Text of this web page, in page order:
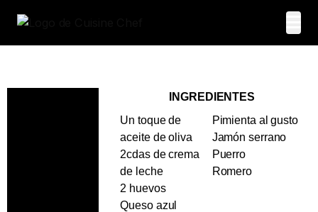
INGREDIENTES
Un toque de
aceite de oliva
2cdas de crema
de leche
2 huevos
Queso azul
Pimienta al gusto
Jamón serrano
Puerro
Romero